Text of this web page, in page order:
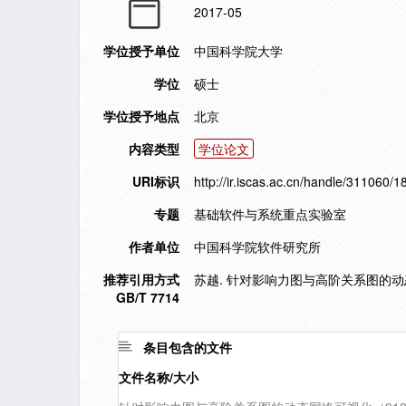
2017-05
学位授予单位
中国科学院大学
学位
硕士
学位授予地点
北京
内容类型
学位论文
URI标识
http://ir.iscas.ac.cn/handle/311060/
专题
基础软件与系统重点实验室
作者单位
中国科学院软件研究所
推荐引用方式
GB/T 7714
苏越. 针对影响力图与高阶关系图的
条目包含的文件
文件名称/大小